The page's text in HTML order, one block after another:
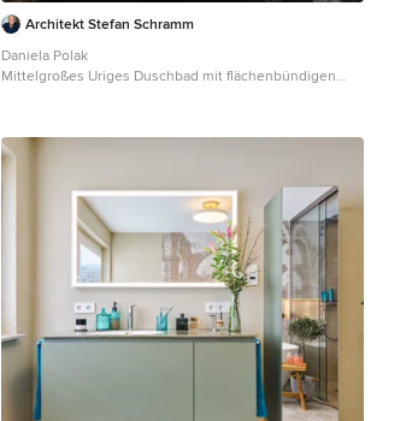
Architekt Stefan Schramm
Daniela Polak
Mittelgroßes Uriges Duschbad mit flächenbündigen
Fliesen, Schieferfliesen, brauner Wandfarbe,
Schieferboden, Aufsatzwaschbecken, Waschtisch aus
in München